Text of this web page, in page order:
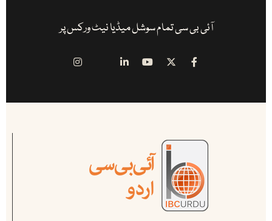
آئی بی سی تمام سوشل میڈیا نیٹ ورکس پر